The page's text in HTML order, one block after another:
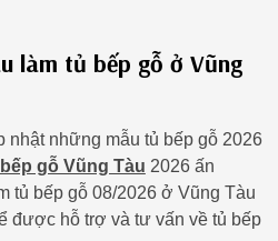
làm tủ bếp gỗ ở Vũng
nhật những mẫu tủ bếp gỗ 2026
gỗ Vũng Tàu 2026 ấn
tủ bếp gỗ 08/2026 ở Vũng Tàu
được hỗ trợ và tư vấn về tủ bếp